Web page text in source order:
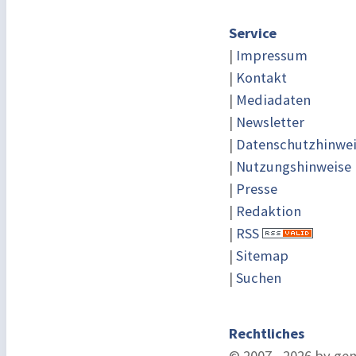
Service
| Impressum
| Kontakt
| Mediadaten
| Newsletter
|
| Nutzungshinweise
| Presse
| Redaktion
| RSS
| Sitemap
| Suchen
Rechtliches